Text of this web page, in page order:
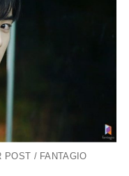
POST / FANTAGIO